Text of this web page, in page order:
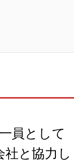
員として
社と協力し